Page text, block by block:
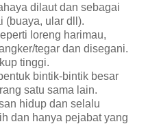
dilaut dan sebagai
(buaya, ular dll).
loreng harimau,
tegar dan disegani.
tinggi.
bintik-bintik besar
satu sama lain.
hidup dan selalu
dan hanya pejabat yang